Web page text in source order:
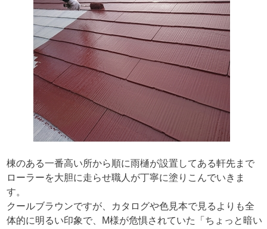
棟のある一番高い所から順に雨樋が設置してある軒先まで
ローラーを大胆に走らせ職人が丁寧に塗りこんでいきま
す。
クールブラウンですが、カタログや色見本で見るよりも全
体的に明るい印象で、M様が危惧されていた「ちょっと暗い